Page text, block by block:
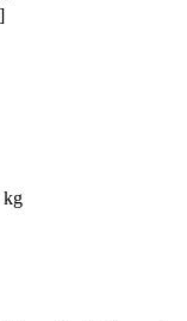
kg